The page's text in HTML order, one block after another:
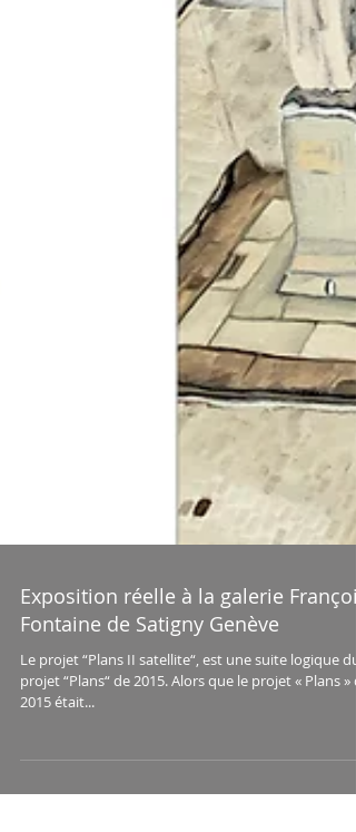
Exposition réelle à la galerie François
Fontaine de Satigny Genève
2015 était...